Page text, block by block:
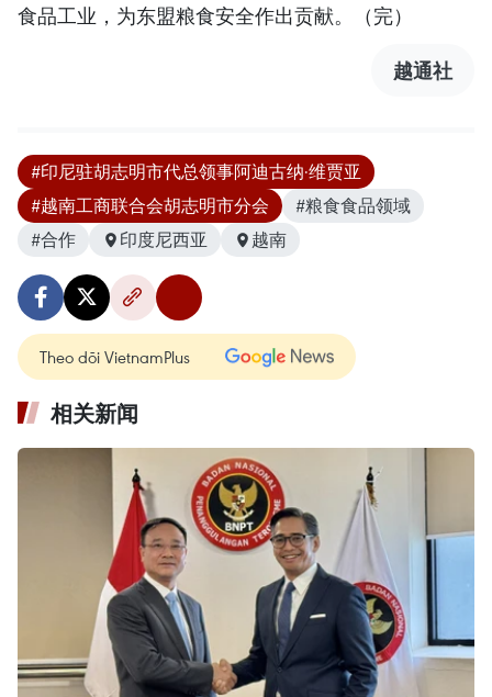
食品工业，为东盟粮食安全作出贡献。（完）
越通社
#印尼驻胡志明市代总领事阿迪古纳·维贾亚
#越南工商联合会胡志明市分会
#粮食食品领域
#合作
印度尼西亚 越南
Theo dõi VietnamPlus
相关新闻